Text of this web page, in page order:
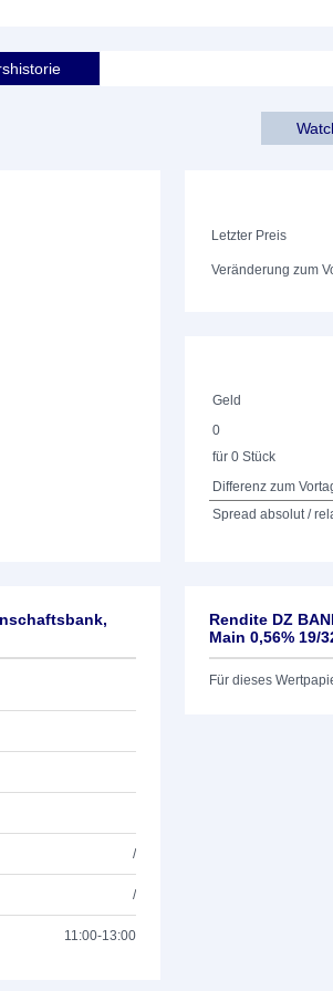
Letzter Preis
Veränderung zum
Geld
0
für 0 Stück
Differenz zum
Spread absolut /
/
/
11:00-13:00
Rendite DZ
Main 0,56% 19/
Für dieses